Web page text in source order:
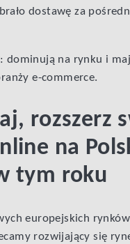
dostawę za
: dominują na rynku i
e-commerce.
rozszerz
na
tym roku
europejskich
rozwijający się